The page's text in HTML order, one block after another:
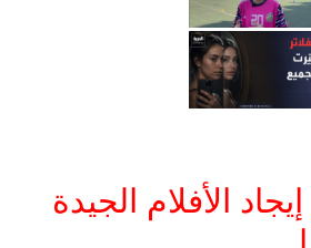
الأفلام الجيدة